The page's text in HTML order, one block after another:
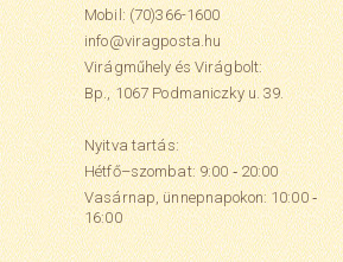
Mobil:(70)366-1600
info@viragposta.hu
Virágműhely és Virágbolt:
Bp., 1067 Podmaniczky u. 39.
Nyitva tartás:
Hétfő–szombat: 9:00 ‑ 20:00
Vasárnap, ünnepnapokon: 10:00 ‑
16:00